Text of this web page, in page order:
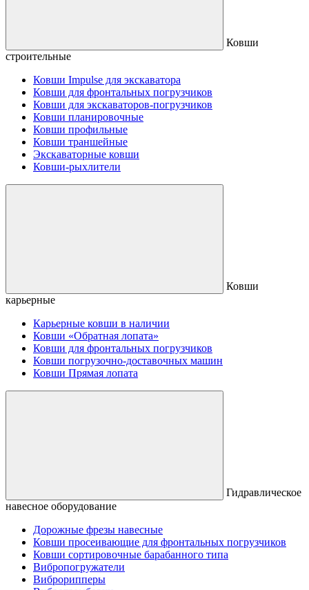
Ковши
строительные
Ковши Impulse для экскаватора
Ковши для фронтальных погрузчиков
Ковши для экскаваторов-погрузчиков
Ковши планировочные
Ковши профильные
Ковши траншейные
Экскаваторные ковши
Ковши-рыхлители
Ковши
карьерные
Карьерные ковши в наличии
Ковши «Обратная лопата»
Ковши для фронтальных погрузчиков
Ковши погрузочно-доставочных машин
Ковши Прямая лопата
Гидравлическое
навесное оборудование
Дорожные фрезы навесные
Ковши просеивающие для фронтальных погрузчиков
Ковши сортировочные барабанного типа
Вибропогружатели
Виброрипперы